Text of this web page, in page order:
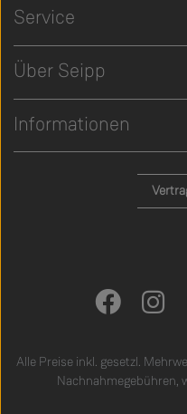
Service
Über Seipp
Informationen
Alle Preise inkl. gesetzl.
Nachnahmegebühren,